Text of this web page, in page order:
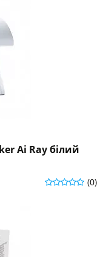
Ai Ray білий
(0)